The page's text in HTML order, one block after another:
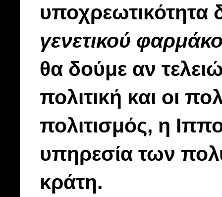
υποχρεωτικότητα
γενετικού
θα δούμε αν
πολιτική και οι
πολιτισμός, η
υπηρεσία των
κράτη.